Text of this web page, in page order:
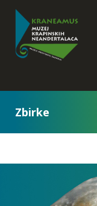
Zbirke